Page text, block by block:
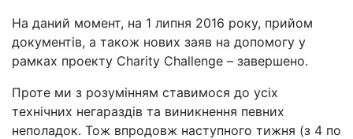
На даний момент, на 1 липня 2016 року, прийом
документів, а також нових заяв на допомогу у
рамках проекту Charity Challenge – завершено.
Проте ми з розумінням ставимося до усіх
технічних негараздів та виникнення певних
неполадок. Тож впродовж наступного тижня (з 4 по